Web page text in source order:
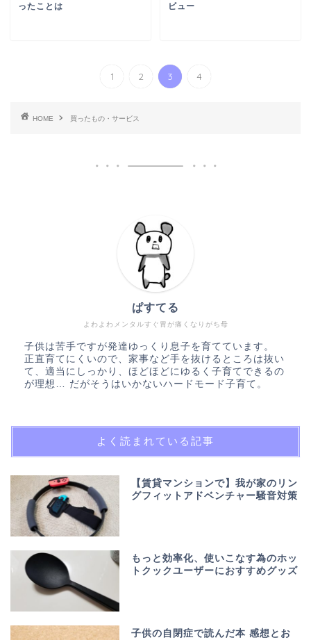
ったことは
ビュー
1 2 3 4
HOME 買ったもの・サービス
よわよわメンタルすぐ胃が痛くなりがち母
ぱすてる
子供は苦手ですが発達ゆっくり息子を育てています。
正直育てにくいので、家事など手を抜けるところは抜い
て、適当にしっかり、ほどほどにゆるく子育てできるの
が理想… だがそうはいかないハードモード子育て。
よく読まれている記事
【賃貸マンションで】我が家のリン
グフィットアドベンチャー騒音対策
もっと効率化、使いこなす為のホッ
トクックユーザーにおすすめグッズ
子供の自閉症で読んだ本 感想とお